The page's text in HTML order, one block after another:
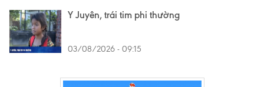
Y Juyên, trái tim phi thường
03/08/2026 - 09:15